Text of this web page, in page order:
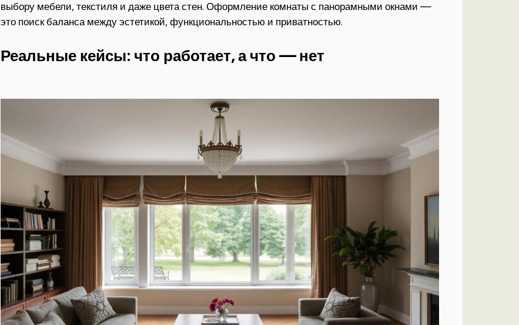
выбору мебели, текстиля и даже цвета стен. Оформление комнаты с панорамными окнами —
это поиск баланса между эстетикой, функциональностью и приватностью.
Реальные кейсы: что работает, а что — нет